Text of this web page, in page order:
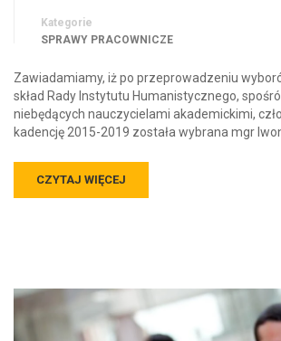
Kategorie
SPRAWY PRACOWNICZE
Zawiadamiamy, iż po przeprowadzeniu
skład Rady Instytutu Humanistycznego,
niebędących nauczycielami akademickimi,
kadencję 2015-2019 została wybrana mgr
CZYTAJ WIĘCEJ